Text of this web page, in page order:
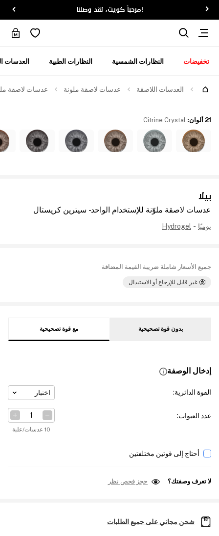
!مرحباً كويت، لقد وصلنا
تخفيضات النظارات الشمسية النظارات الطبية العدسات
العدسات اللاصقة عدسات لاصقة ملونة عدسات لاصقة
بيلا
عدسات لاصقة ملوّنة للإستخدام الواحد - سيترين كريستال
يوميًا -
Hydrogel
جميع الأسعار شاملة ضريبة القيمة المضافة
غير قابل للإرجاع أو الاستبدال
21 ألوان :
Citrine Crystal
بدون قوة تصحيحية مع قوة تصحيحية
إدخال الوصفة
القوة الدائرية: اختيار
عدد العبوات:
10 عدسات/علبة
أحتاج إلى قوتين مختلفتين
لا تعرف وصفتك؟ حجز فحص نظر
شحن مجاني على جميع الطلبات